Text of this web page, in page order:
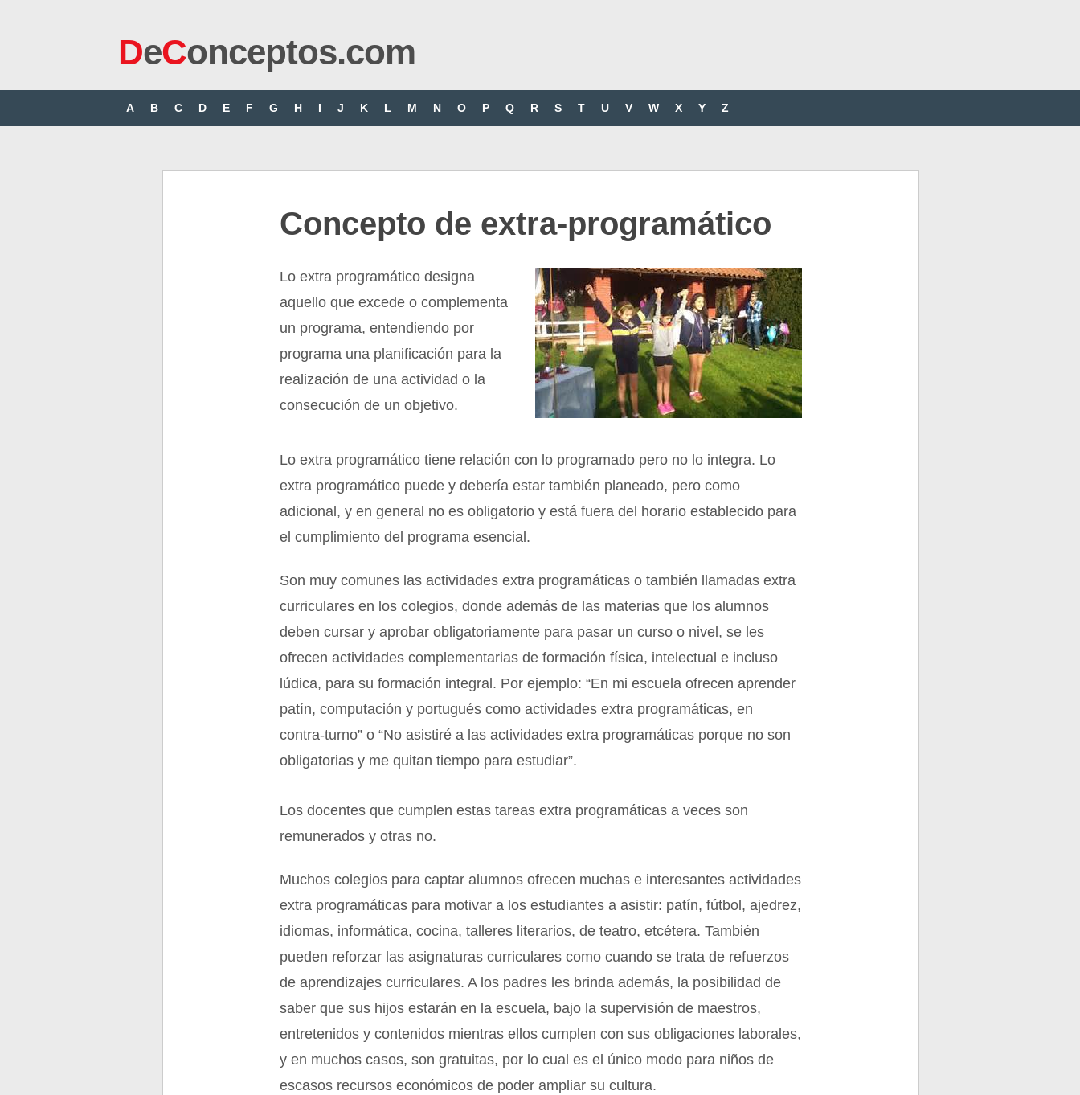
DeConceptos.com
A B C D E F G H I J K L M N O P Q R S T U V W X Y Z
Concepto de extra-programático
Lo extra programático designa
aquello que excede o complementa
un programa, entendiendo por
programa una planificación para la
realización de una actividad o la
consecución de un objetivo.
Lo extra programático tiene relación con lo programado pero no lo integra. Lo
extra programático puede y debería estar también planeado, pero como
adicional, y en general no es obligatorio y está fuera del horario establecido para
el cumplimiento del programa esencial.
Son muy comunes las actividades extra programáticas o también llamadas extra
curriculares en los colegios, donde además de las materias que los alumnos
deben cursar y aprobar obligatoriamente para pasar un curso o nivel, se les
ofrecen actividades complementarias de formación física, intelectual e incluso
lúdica, para su formación integral. Por ejemplo: “En mi escuela ofrecen aprender
patín, computación y portugués como actividades extra programáticas, en
contra-turno” o “No asistiré a las actividades extra programáticas porque no son
obligatorias y me quitan tiempo para estudiar”.
Los docentes que cumplen estas tareas extra programáticas a veces son
remunerados y otras no.
Muchos colegios para captar alumnos ofrecen muchas e interesantes actividades
extra programáticas para motivar a los estudiantes a asistir: patín, fútbol, ajedrez,
idiomas, informática, cocina, talleres literarios, de teatro, etcétera. También
pueden reforzar las asignaturas curriculares como cuando se trata de refuerzos
de aprendizajes curriculares. A los padres les brinda además, la posibilidad de
saber que sus hijos estarán en la escuela, bajo la supervisión de maestros,
entretenidos y contenidos mientras ellos cumplen con sus obligaciones laborales,
y en muchos casos, son gratuitas, por lo cual es el único modo para niños de
escasos recursos económicos de poder ampliar su cultura.